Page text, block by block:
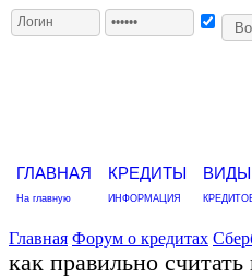
ГЛАВНАЯ
На главную
КРЕДИТЫ
ИНФОРМАЦИЯ
ВИДЫ
Главная Форум о кредитах
как правильно